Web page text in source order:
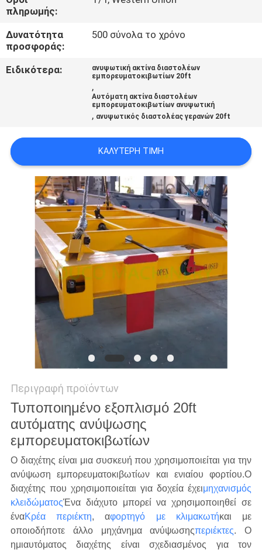
ΕΙΔΉΣΕΙΣ
ΥΠΟΘΈΣΕΙΣ
SITEMAP
ΠΟΛΙΤΙΚΉ
ΑΠΟΡΡΉΤΟΥ
πληρωμής:
Δυνατότητα
προσφοράς:
500 σύνολα το χρόνο
Ειδικότερα:
ανυψωτική ακτίνα διαστολέων
εμπορευματοκιβωτίων 20ft
,
Αυτόματη ακτίνα διαστολέων
εμπορευματοκιβωτίων ανυψωτική
, ανυψωτικός διαστολέας γερανών 20ft
ΚΑΛΎΤΕΡΗ ΤΙΜΉ
Περιγραφή προϊόντων
Τυποποιημένο εξοπλισμό 20ft
αυτόματης ανύψωσης
εμπορευματοκιβωτίων
Ο διαχέτης είναι μια συσκευή που χρησιμοποιείται για την
ανύψωση εμπορευματοκιβωτίων και ενιαίου φορτίου.Ο
διαχέτης που χρησιμοποιείται για δοχεία έχειμηχανισμός
κλειδώματοςΈνα διάχυτο μπορεί να χρησιμοποιηθεί σε
έναΚρέα περιέκτη, αφορτηγό με κλιμακωτήκαι με
οποιοδήποτε άλλο μηχάνημα ανύψωσηςπεριέκτες.
Ο
ημιαυτόματος διαχέτης είναι σχεδιασμένος για τον